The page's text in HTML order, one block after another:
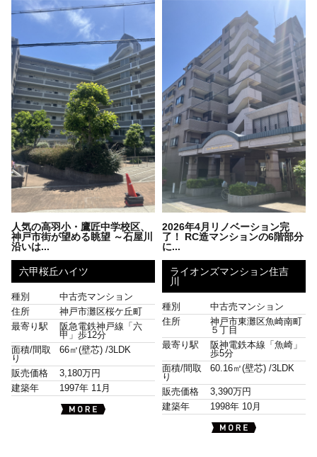
人気の高羽小・鷹匠中学校区、
神戸市街が望める眺望 ～石屋川
沿いは...
六甲桜丘ハイツ
種別
中古売マンション
住所
神戸市灘区桜ケ丘町
最寄り駅
阪急電鉄神戸線「六
甲」歩12分
面積/間取
り
66㎡(壁芯) /3LDK
販売価格
3,180万円
建築年
1997年 11月
2026年4月リノベーション完
了！ RC造マンションの6階部分
に...
ライオンズマンション住吉
川
種別
中古売マンション
住所
神戸市東灘区魚崎南町
５丁目
最寄り駅
阪神電鉄本線「魚崎」
歩5分
面積/間取
り
60.16㎡(壁芯) /3LDK
販売価格
3,390万円
建築年
1998年 10月